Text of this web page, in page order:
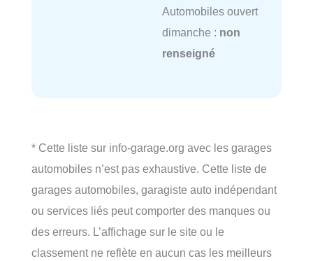
Automobiles ouvert
dimanche : non
renseigné
* Cette liste sur info-garage.org avec les garages
automobiles n’est pas exhaustive. Cette liste de
garages automobiles, garagiste auto indépendant
ou services liés peut comporter des manques ou
des erreurs. L’affichage sur le site ou le
classement ne reflète en aucun cas les meilleurs